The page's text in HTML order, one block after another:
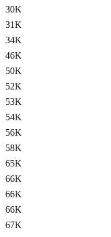
30K
31K
34K
46K
50K
52K
53K
54K
56K
58K
65K
66K
66K
66K
67K